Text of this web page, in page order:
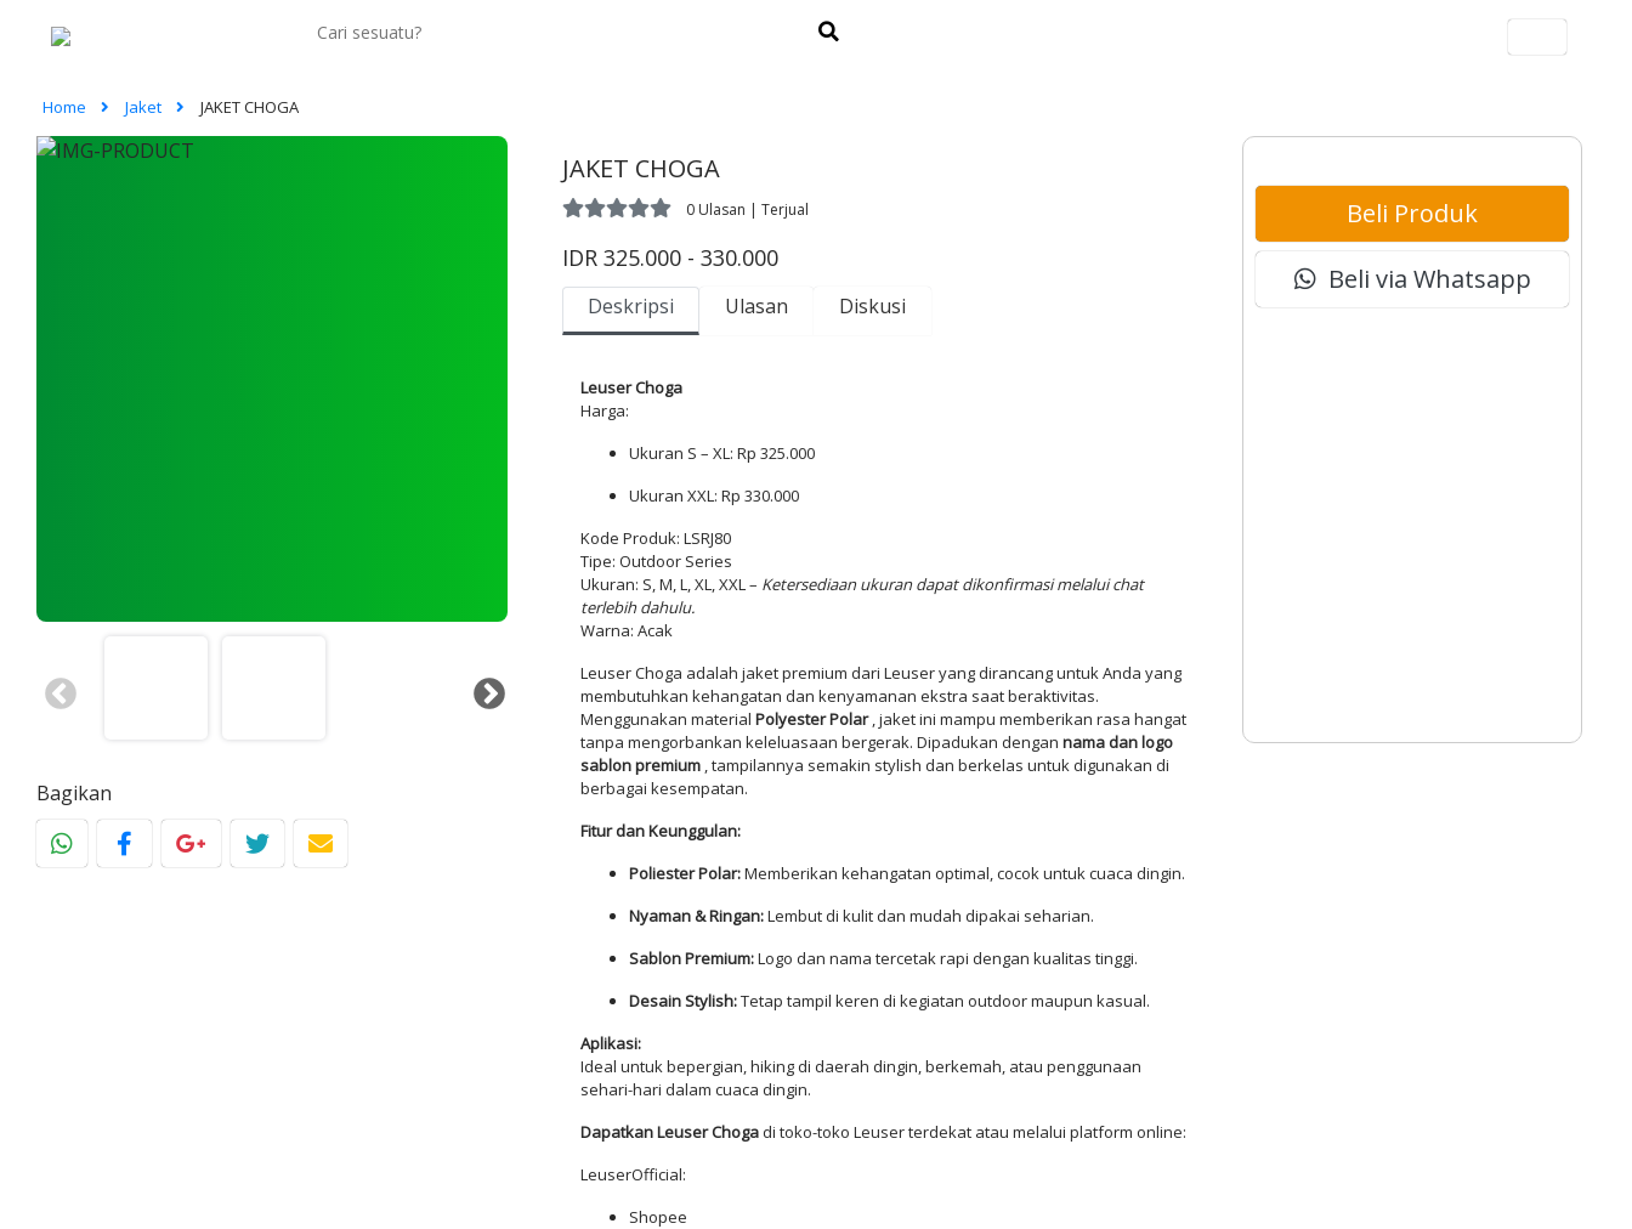
Home Jaket JAKET CHOGA
Bagikan
JAKET CHOGA
0 Ulasan | Terjual
IDR 325.000 - 330.000
Deskripsi Ulasan Diskusi
Leuser Choga
Harga:
Ukuran S – XL: Rp 325.000
Ukuran XXL: Rp 330.000
Kode Produk: LSRJ80
Tipe: Outdoor Series
Ukuran: S, M, L, XL, XXL – Ketersediaan ukuran dapat dikonfirmasi melalui chat
terlebih dahulu.
Warna: Acak
Leuser Choga adalah jaket premium dari Leuser yang dirancang untuk Anda yang
membutuhkan kehangatan dan kenyamanan ekstra saat beraktivitas.
Menggunakan material Polyester Polar, jaket ini mampu memberikan rasa hangat
tanpa mengorbankan keleluasaan bergerak. Dipadukan dengan nama dan logo
sablon premium , tampilannya semakin stylish dan berkelas untuk digunakan di
berbagai kesempatan.
Fitur dan Keunggulan:
Poliester Polar:Memberikan kehangatan optimal, cocok untuk cuaca dingin.
Nyaman & Ringan:Lembut di kulit dan mudah dipakai seharian.
Sablon Premium:Logo dan nama tercetak rapi dengan kualitas tinggi.
Desain Stylish:Tetap tampil keren di kegiatan outdoor maupun kasual.
Aplikasi:
Ideal untuk bepergian, hiking di daerah dingin, berkemah, atau penggunaan
sehari-hari dalam cuaca dingin.
Dapatkan Leuser Chogadi toko-toko Leuser terdekat atau melalui platform online:
LeuserOfficial:
Shopee
Beli Produk
Beli via Whatsapp